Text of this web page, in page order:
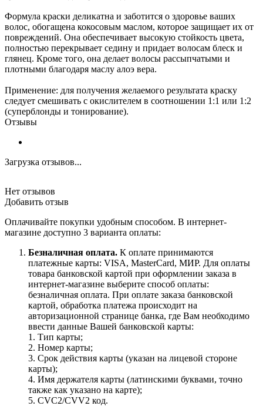
Формула краски деликатна и заботится о здоровье ваших
волос, обогащена кокосовым маслом, которое защищает их от
повреждений. Она обеспечивает высокую стойкость цвета,
полностью перекрывает седину и придает волосам блеск и
глянец. Кроме того, она делает волосы рассыпчатыми и
плотными благодаря маслу алоэ вера.
Применение: для получения желаемого результата краску
следует смешивать с окислителем в соотношении 1:1 или 1:2
(суперблонды и тонирование).
Отзывы
Загрузка отзывов...
Нет отзывов
Добавить отзыв
Оплачивайте покупки удобным способом. В интернет-
магазине доступно 3 варианта оплаты:
Безналичная оплата. К оплате принимаются
платежные карты: VISA, MasterCard, МИР. Для оплаты
товара банковской картой при оформлении заказа в
интернет-магазине выберите способ оплаты:
безналичная оплата. При оплате заказа банковской
картой, обработка платежа происходит на
авторизационной странице банка, где Вам необходимо
ввести данные Вашей банковской карты:
1. Тип карты;
2. Номер карты;
3. Срок действия карты (указан на лицевой стороне
карты);
4. Имя держателя карты (латинскими буквами, точно
также как указано на карте);
5. CVC2/CVV2 код.